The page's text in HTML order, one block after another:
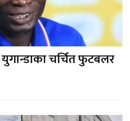
चर्चित फुटबलर